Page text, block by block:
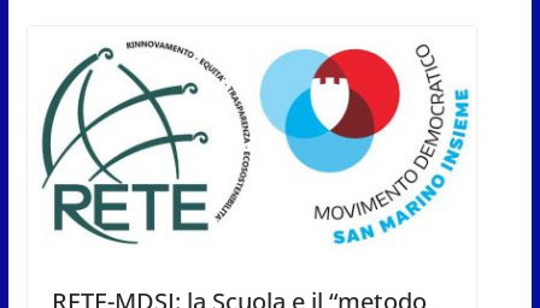
RETE-MDSI: la Scuola e il “metodo